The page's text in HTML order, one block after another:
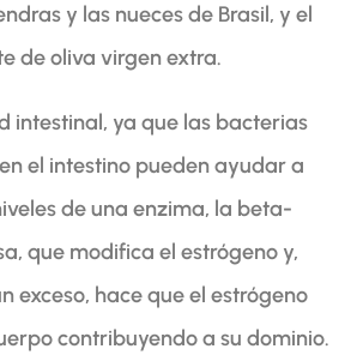
y las nueces de Brasil, y el
de oliva virgen extra.
intestinal, ya que las bacterias
el intestino pueden ayudar a
de una enzima, la beta-
que modifica el estrógeno y,
exceso, hace que el estrógeno
contribuyendo a su dominio.